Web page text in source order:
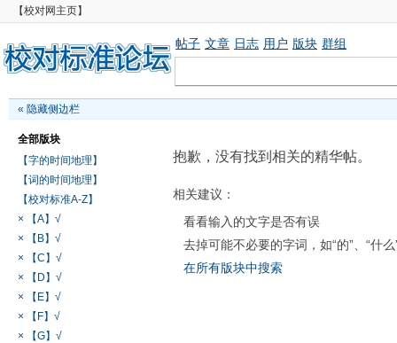
【校对网主页】
帖子 文章 日志 用户 版块 群组
« 隐藏侧边栏
全部版块
【字的时间地理】
【词的时间地理】
【校对标准A-Z】
× 【A】√
× 【B】√
× 【C】√
× 【D】√
× 【E】√
× 【F】√
× 【G】√
抱歉，没有找到相关的精华帖。
相关建议：
看看输入的文字是否有误
去掉可能不必要的字词，如“的”、“什么
在所有版块中搜索